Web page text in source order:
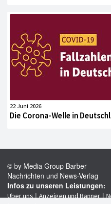
22 Juni 2026
Die Corona-Welle in
© by Media Group Barber
Nachrichten und News-Verlag
Infos zu unseren Leistungen:
Über uns|Anzeigen und Banner|